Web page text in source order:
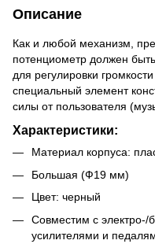
Описание
Как и любой механизм,
потенциометр должен
для регулировки
специальный элемент
силы от пользователя
Характеристики:
Материал корпуса:
Большая (Ф19 мм)
Цвет: черный
Совместим с электро-/
усилителями и